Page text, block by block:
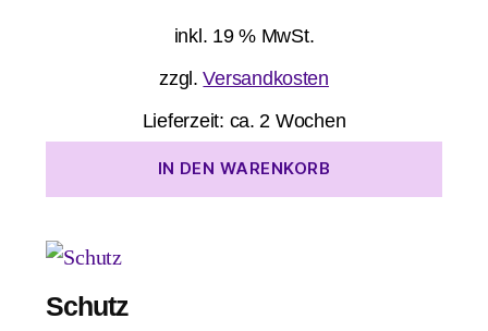
inkl. 19 % MwSt.
zzgl.Versandkosten
Lieferzeit: ca. 2 Wochen
IN DEN WARENKORB
Schutz